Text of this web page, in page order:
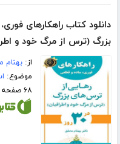
دانلود کتاب راهکارهای
بزرگ (ترس از مرگ خود و
از:بهنام
موضوع:
۶۸ صفحه